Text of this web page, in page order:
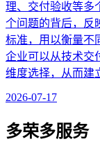
理、交付验收等多
个问题的背后，反
标准，用以衡量不
企业可以从技术交
维度选择，从而建
2026-07-17
多荣多服务